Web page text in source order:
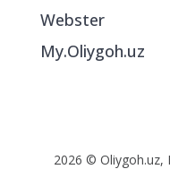
Webster
My.Oliygoh.uz
2026 © Oliygoh.uz,